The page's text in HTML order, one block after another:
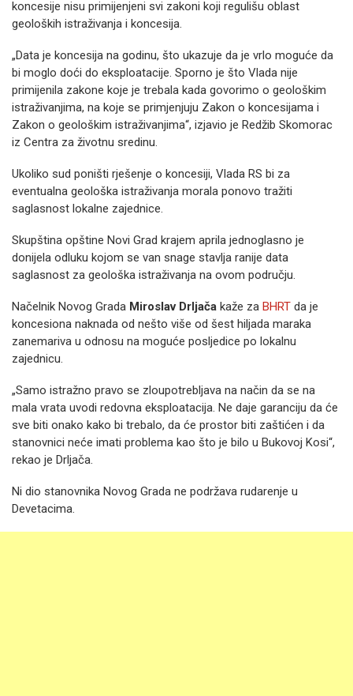
koncesije nisu primijenjeni svi zakoni koji regulišu oblast
geoloških istraživanja i koncesija.
„Data je koncesija na godinu, što ukazuje da je vrlo moguće da
bi moglo doći do eksploatacije. Sporno je što Vlada nije
primijenila zakone koje je trebala kada govorimo o geološkim
istraživanjima, na koje se primjenjuju Zakon o koncesijama i
Zakon o geološkim istraživanjima“, izjavio je Redžib Skomorac
iz Centra za životnu sredinu.
Ukoliko sud poništi rješenje o koncesiji, Vlada RS bi za
eventualna geološka istraživanja morala ponovo tražiti
saglasnost lokalne zajednice.
Skupština opštine Novi Grad krajem aprila jednoglasno je
donijela odluku kojom se van snage stavlja ranije data
saglasnost za geološka istraživanja na ovom području.
Načelnik Novog Grada Miroslav Drljača kaže za BHRT da je
koncesiona naknada od nešto više od šest hiljada maraka
zanemariva u odnosu na moguće posljedice po lokalnu
zajednicu.
„Samo istražno pravo se zloupotrebljava na način da se na
mala vrata uvodi redovna eksploatacija. Ne daje garanciju da će
sve biti onako kako bi trebalo, da će prostor biti zaštićen i da
stanovnici neće imati problema kao što je bilo u Bukovoj Kosi“,
rekao je Drljača.
Ni dio stanovnika Novog Grada ne podržava rudarenje u
Devetacima.